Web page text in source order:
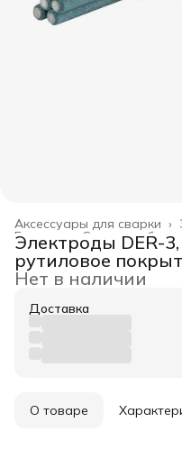
Аксессуары для сварки ›
Силовое
Главная ›
Электроды DER-
рутиловое
Нет в наличии
Доставка
О товаре